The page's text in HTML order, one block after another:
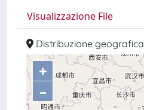
Visualizzazione File
Distribuzione geografica
+
–